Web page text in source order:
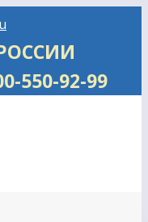
РОССИИ
550-92-99